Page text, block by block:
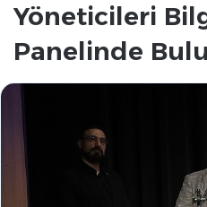
Yöneticileri
Panelinde